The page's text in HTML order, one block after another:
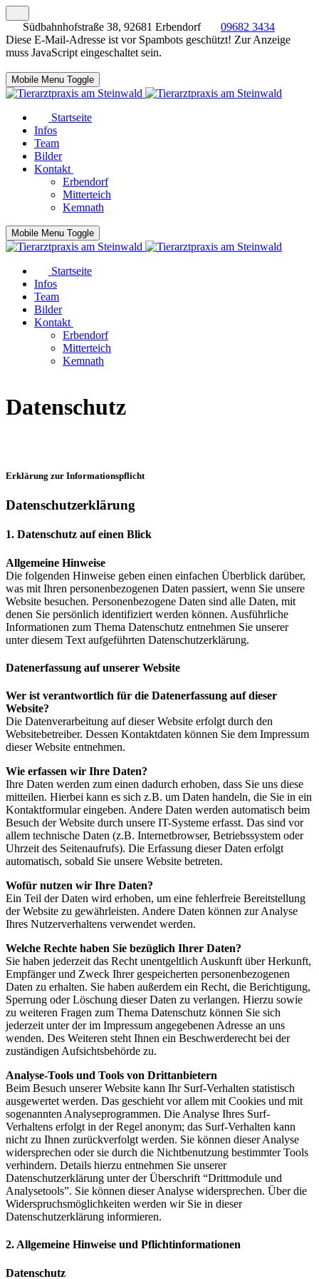
Südbahnhofstraße 38, 92681 Erbendorf
09682 3434
Diese E-Mail-Adresse ist vor Spambots geschützt! Zur Anzeige
muss JavaScript eingeschaltet sein.
Mobile Menu Toggle
Startseite
Infos
Team
Bilder
Kontakt
Erbendorf
Mitterteich
Kemnath
Mobile Menu Toggle
Startseite
Infos
Team
Bilder
Kontakt
Erbendorf
Mitterteich
Kemnath
Datenschutz
Erklärung zur Informationspflicht
Datenschutzerklärung
1. Datenschutz auf einen Blick
Allgemeine Hinweise
Die folgenden Hinweise geben einen einfachen Überblick darüber,
was mit Ihren personenbezogenen Daten passiert, wenn Sie unsere
Website besuchen. Personenbezogene Daten sind alle Daten, mit
denen Sie persönlich identifiziert werden können. Ausführliche
Informationen zum Thema Datenschutz entnehmen Sie unserer
unter diesem Text aufgeführten Datenschutzerklärung.
Datenerfassung auf unserer Website
Wer ist verantwortlich für die Datenerfassung auf dieser
Website?
Die Datenverarbeitung auf dieser Website erfolgt durch den
Websitebetreiber. Dessen Kontaktdaten können Sie dem Impressum
dieser Website entnehmen.
Wie erfassen wir Ihre Daten?
Ihre Daten werden zum einen dadurch erhoben, dass Sie uns diese
mitteilen. Hierbei kann es sich z.B. um Daten handeln, die Sie in ein
Kontaktformular eingeben. Andere Daten werden automatisch beim
Besuch der Website durch unsere IT-Systeme erfasst. Das sind vor
allem technische Daten (z.B. Internetbrowser, Betriebssystem oder
Uhrzeit des Seitenaufrufs). Die Erfassung dieser Daten erfolgt
automatisch, sobald Sie unsere Website betreten.
Wofür nutzen wir Ihre Daten?
Ein Teil der Daten wird erhoben, um eine fehlerfreie Bereitstellung
der Website zu gewährleisten. Andere Daten können zur Analyse
Ihres Nutzerverhaltens verwendet werden.
Welche Rechte haben Sie bezüglich Ihrer Daten?
Sie haben jederzeit das Recht unentgeltlich Auskunft über Herkunft,
Empfänger und Zweck Ihrer gespeicherten personenbezogenen
Daten zu erhalten. Sie haben außerdem ein Recht, die Berichtigung,
Sperrung oder Löschung dieser Daten zu verlangen. Hierzu sowie
zu weiteren Fragen zum Thema Datenschutz können Sie sich
jederzeit unter der im Impressum angegebenen Adresse an uns
wenden. Des Weiteren steht Ihnen ein Beschwerderecht bei der
zuständigen Aufsichtsbehörde zu.
Analyse-Tools und Tools von Drittanbietern
Beim Besuch unserer Website kann Ihr Surf-Verhalten statistisch
ausgewertet werden. Das geschieht vor allem mit Cookies und mit
sogenannten Analyseprogrammen. Die Analyse Ihres Surf-
Verhaltens erfolgt in der Regel anonym; das Surf-Verhalten kann
nicht zu Ihnen zurückverfolgt werden. Sie können dieser Analyse
widersprechen oder sie durch die Nichtbenutzung bestimmter Tools
verhindern. Details hierzu entnehmen Sie unserer
Datenschutzerklärung unter der Überschrift “Drittmodule und
Analysetools”. Sie können dieser Analyse widersprechen. Über die
Widerspruchsmöglichkeiten werden wir Sie in dieser
Datenschutzerklärung informieren.
2. Allgemeine Hinweise und Pflichtinformationen
Datenschutz